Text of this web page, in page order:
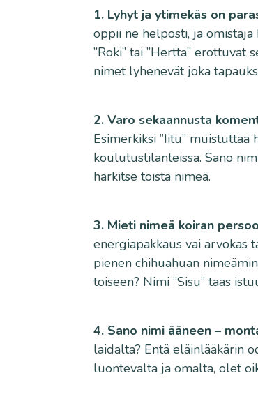
1. Lyhyt ja ytimekäs on
oppii ne helposti, ja omistaja
”Roki” tai ”Hertta” erottuvat
nimet lyhenevät joka
2. Varo sekaannusta
Esimerkiksi ”Iitu” muistuttaa
koulutustilanteissa. Sano
harkitse toista nimeä.
3. Mieti nimeä koiran
energiapakkaus vai arvokas
pienen chihuahuan
toiseen? Nimi ”Sisu” taas
4. Sano nimi ääneen –
laidalta? Entä eläinlääkärin
luontevalta ja omalta, olet